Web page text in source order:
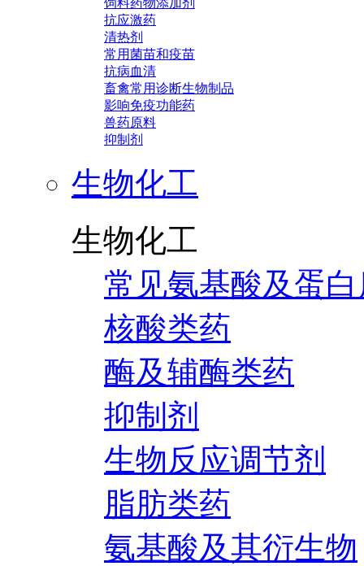
饲料药物添加剂
抗应激药
清热剂
常用菌苗和疫苗
抗病血清
畜禽常用诊断生物制品
影响免疫功能药
兽药原料
抑制剂
生物化工
生物化工
常见氨基酸及蛋
核酸类药
酶及辅酶类药
抑制剂
生物反应调节剂
脂肪类药
氨基酸及其衍生物